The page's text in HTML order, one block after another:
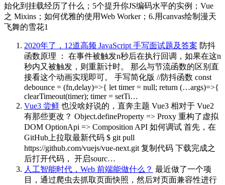
始化到挂载经历了什么；5个提升你JS编码水平的实例；Vue
之 Mixins；如何优雅的使用Web Worker；6.用canvas绘制漫天
飞舞的雪花1
2020年了，12道高频 JavaScript 手写面试题及答案 防抖
函数原理 ： 在事件被触发n秒后在执行回调，如果在这n
秒内又被触发，则重新计时。 那么与节流函数的区别直
接看这个动画实现即可。 手写简化版 //防抖函数 const
debounce = (fn,delay)=>{ let timer = null; return (…args)=>{
clearTimeout(timer); timer = setTi…
Vue3 尝鲜 也没啥好说的，直奔主题 Vue3 相对于 Vue2
有那些更改？ Object.defineProperty => Proxy 重构了虚拟
DOM OptionApi => Composition API 如何调试 首先，在
GitHub上拉取最新代码 $ git pull
https://github.com/vuejs/vue-next.git 复制代码 下载完成之
后打开代码， 开启sourc…
人工智能时代，Web 前端能做什么？ 最近做了一个项
目，通过爬虫去抓取页面快照，然后对页面兼容性进行